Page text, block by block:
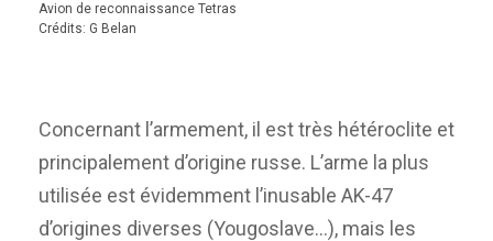
Avion de reconnaissance Tetras
Crédits: G Belan
Concernant l’armement, il est très hétéroclite et
principalement d’origine russe. L’arme la plus
utilisée est évidemment l’inusable AK-47
d’origines diverses (Yougoslave…), mais les